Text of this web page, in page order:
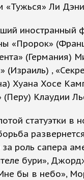
Ли
иностранный
«Пророк»
(Германия)
(Израиль) ,
Хуана Хосе
Клаудии
статуэтки в
роль сапера
бури»,
бы в небо»,